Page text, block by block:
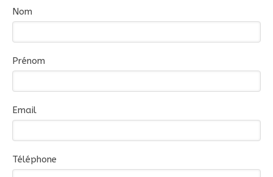
Nom
Prénom
Email
Téléphone